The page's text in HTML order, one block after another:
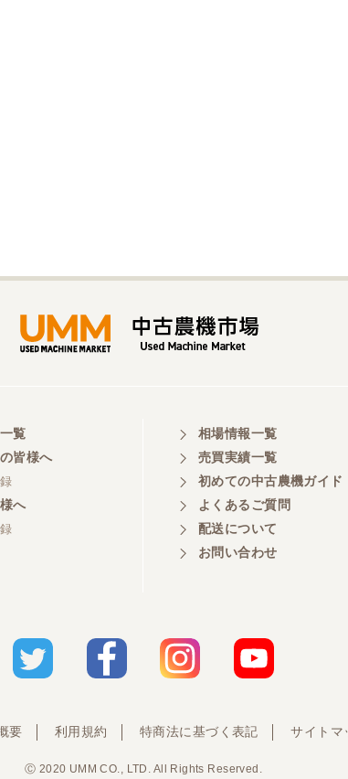
覧
皆様へ
へ
相場情報一覧
売買実績一覧
初めての中古農機ガイド
よくあるご質問
配送について
お問い合わせ
要 利用規約 特商法に基づく表記 サイトマ
Ⓒ 2020 UMM CO., LTD. All Rights Reserved.